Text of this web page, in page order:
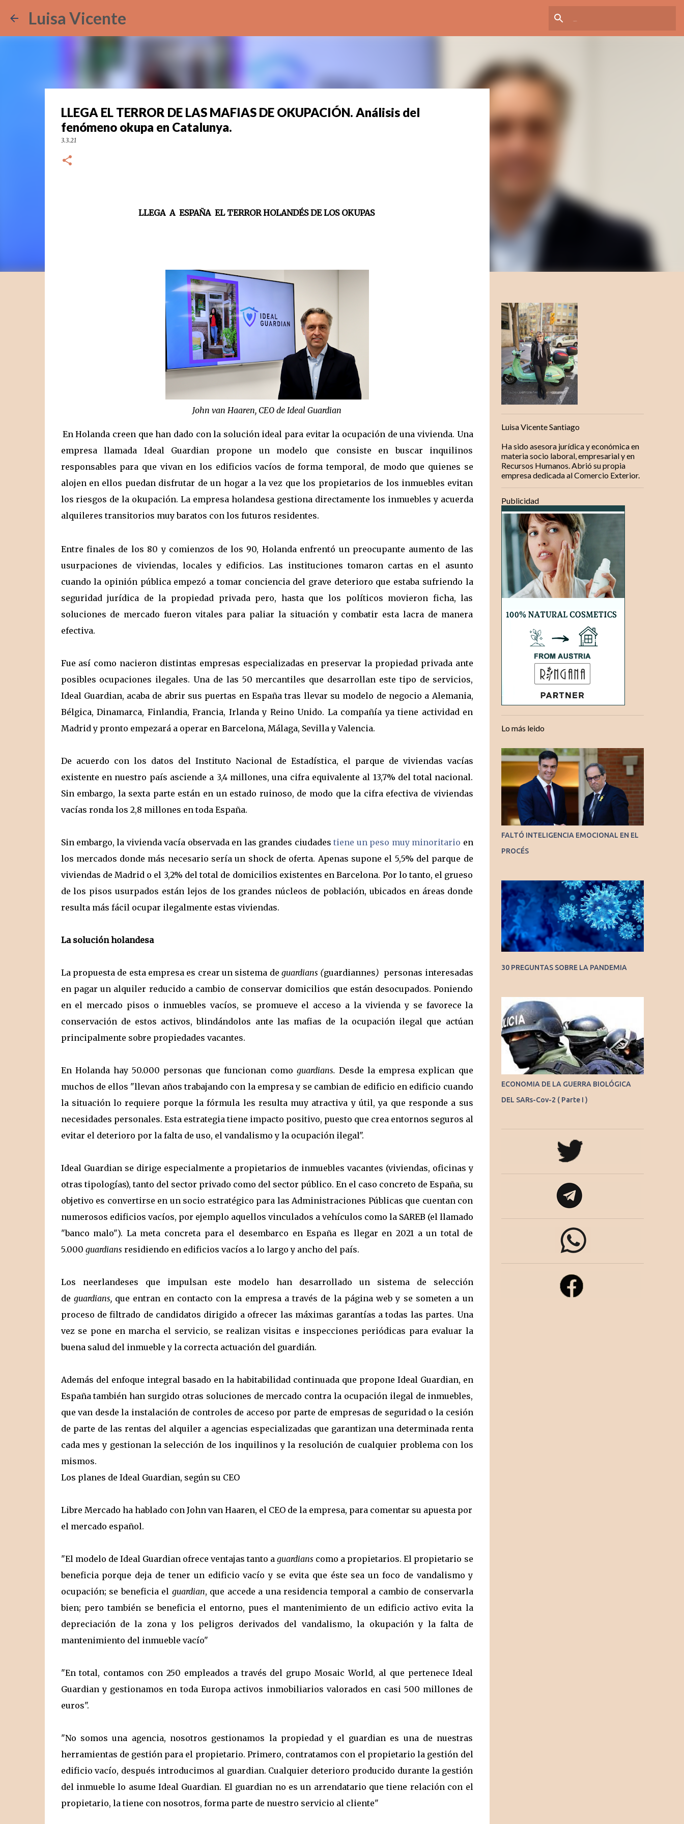
Luisa Vicente
LLEGA EL TERROR DE LAS MAFIAS DE OKUPACIÓN. Análisis del
fenómeno okupa en Catalunya.
3.3.21
LLEGA A ESPAÑA EL TERROR HOLANDÉS DE LOS OKUPAS
John van Haaren, CEO de Ideal Guardian
En Holanda creen que han dado con la solución ideal para evitar la ocupación de una vivienda. Una
empresa llamada Ideal Guardian propone un modelo que consiste en buscar inquilinos
responsables para que vivan en los edificios vacíos de forma temporal, de modo que quienes se
alojen en ellos puedan disfrutar de un hogar a la vez que los propietarios de los inmuebles evitan
los riesgos de la okupación. La empresa holandesa gestiona directamente los inmuebles y acuerda
alquileres transitorios muy baratos con los futuros residentes.
Entre finales de los 80 y comienzos de los 90, Holanda enfrentó un preocupante aumento de las
usurpaciones de viviendas, locales y edificios. Las instituciones tomaron cartas en el asunto
cuando la opinión pública empezó a tomar conciencia del grave deterioro que estaba sufriendo la
seguridad jurídica de la propiedad privada pero, hasta que los políticos movieron ficha, las
soluciones de mercado fueron vitales para paliar la situación y combatir esta lacra de manera
efectiva.
Fue así como nacieron distintas empresas especializadas en preservar la propiedad privada ante
posibles ocupaciones ilegales. Una de las 50 mercantiles que desarrollan este tipo de servicios,
Ideal Guardian, acaba de abrir sus puertas en España tras llevar su modelo de negocio a Alemania,
Bélgica, Dinamarca, Finlandia, Francia, Irlanda y Reino Unido. La compañía ya tiene actividad en
Madrid y pronto empezará a operar en Barcelona, Málaga, Sevilla y Valencia.
De acuerdo con los datos del Instituto Nacional de Estadística, el parque de viviendas vacías
existente en nuestro país asciende a 3,4 millones, una cifra equivalente al 13,7% del total nacional.
Sin embargo, la sexta parte están en un estado ruinoso, de modo que la cifra efectiva de viviendas
vacías ronda los 2,8 millones en toda España.
Sin embargo, la vivienda vacía observada en las grandes ciudadestiene un peso muy minoritario en
los mercados donde más necesario sería un shock de oferta. Apenas supone el 5,5% del parque de
viviendas de Madrid o el 3,2% del total de domicilios existentes en Barcelona. Por lo tanto, el grueso
de los pisos usurpados están lejos de los grandes núcleos de población, ubicados en áreas donde
resulta más fácil ocupar ilegalmente estas viviendas.
La solución holandesa
La propuesta de esta empresa es crear un sistema deguardians (guardiannes) personas interesadas
en pagar un alquiler reducido a cambio de conservar domicilios que están desocupados. Poniendo
en el mercado pisos o inmuebles vacíos, se promueve el acceso a la vivienda y se favorece la
conservación de estos activos, blindándolos ante las mafias de la ocupación ilegal que actúan
principalmente sobre propiedades vacantes.
En Holanda hay 50.000 personas que funcionan como guardians. Desde la empresa explican que
muchos de ellos "llevan años trabajando con la empresa y se cambian de edificio en edificio cuando
la situación lo requiere porque la fórmula les resulta muy atractiva y útil, ya que responde a sus
necesidades personales. Esta estrategia tiene impacto positivo, puesto que crea entornos seguros al
evitar el deterioro por la falta de uso, el vandalismo y la ocupación ilegal".
Ideal Guardian se dirige especialmente a propietarios de inmuebles vacantes (viviendas, oficinas y
otras tipologías), tanto del sector privado como del sector público. En el caso concreto de España, su
objetivo es convertirse en un socio estratégico para las Administraciones Públicas que cuentan con
numerosos edificios vacíos, por ejemplo aquellos vinculados a vehículos como la SAREB (el llamado
"banco malo"). La meta concreta para el desembarco en España es llegar en 2021 a un total de
5.000 guardians residiendo en edificios vacíos a lo largo y ancho del país.
Los neerlandeses que impulsan este modelo han desarrollado un sistema de selección
de guardians,que entran en contacto con la empresa a través de la página web y se someten a un
proceso de filtrado de candidatos dirigido a ofrecer las máximas garantías a todas las partes. Una
vez se pone en marcha el servicio, se realizan visitas e inspecciones periódicas para evaluar la
buena salud del inmueble y la correcta actuación del guardián.
Además del enfoque integral basado en la habitabilidad continuada que propone Ideal Guardian, en
España también han surgido otras soluciones de mercado contra la ocupación ilegal de inmuebles,
que van desde la instalación de controles de acceso por parte de empresas de seguridad o la cesión
de parte de las rentas del alquiler a agencias especializadas que garantizan una determinada renta
cada mes y gestionan la selección de los inquilinos y la resolución de cualquier problema con los
mismos.
Los planes de Ideal Guardian, según su CEO
Libre Mercado ha hablado con John van Haaren, el CEO de la empresa, para comentar su apuesta por
el mercado español.
"El modelo de Ideal Guardian ofrece ventajas tanto aguardians como a propietarios. El propietario se
beneficia porque deja de tener un edificio vacío y se evita que éste sea un foco de vandalismo y
ocupación; se beneficia el guardian, que accede a una residencia temporal a cambio de conservarla
bien; pero también se beneficia el entorno, pues el mantenimiento de un edificio activo evita la
depreciación de la zona y los peligros derivados del vandalismo, la okupación y la falta de
mantenimiento del inmueble vacío"
"En total, contamos con 250 empleados a través del grupo Mosaic World, al que pertenece Ideal
Guardian y gestionamos en toda Europa activos inmobiliarios valorados en casi 500 millones de
euros".
"No somos una agencia, nosotros gestionamos la propiedad y el guardian es una de nuestras
herramientas de gestión para el propietario. Primero, contratamos con el propietario la gestión del
edificio vacío, después introducimos al guardian. Cualquier deterioro producido durante la gestión
del inmueble lo asume Ideal Guardian. El guardian no es un arrendatario que tiene relación con el
propietario, la tiene con nosotros, forma parte de nuestro servicio al cliente"
Luisa Vicente Santiago
Ha sido asesora jurídica y económica en
materia socio laboral, empresarial y en
Recursos Humanos. Abrió su propia
empresa dedicada al Comercio Exterior.
Publicidad
Lo más leido
FALTÓ INTELIGENCIA EMOCIONAL EN EL
PROCÉS
30 PREGUNTAS SOBRE LA PANDEMIA
ECONOMIA DE LA GUERRA BIOLÓGICA
DEL SARs-Cov-2 ( Parte I )